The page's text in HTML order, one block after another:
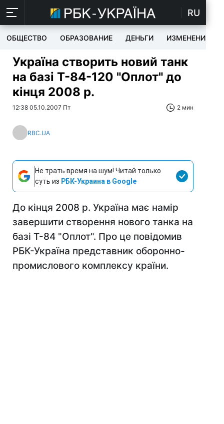
RU
ОБЩЕСТВО ОБРАЗОВАНИЕ ДЕНЬГИ ИЗМЕНЕНИЯ
Україна створить новий танк
на базі Т-84-120 "Оплот" до
кiнця 2008 р.
12:38 05.10.2007 Пт 2 мин
RBC.UA
Не трать время на шум! Читай только
суть из РБК-Украина в Google
До кінця 2008 р. Україна має намір
завершити створення нового танка на
базі Т-84 "Оплот". Про це повідомив
РБК-Україна представник оборонно-
промислового комплексу країни.